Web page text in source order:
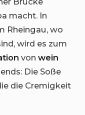
macht. In
Rheingau, wo
wird es zum
von wein
Die Soße
die Cremigkeit